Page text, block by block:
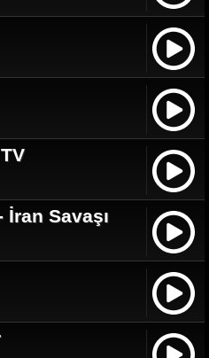
İran Savaşı